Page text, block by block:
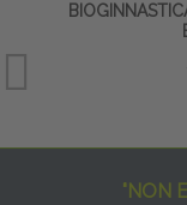
"NON